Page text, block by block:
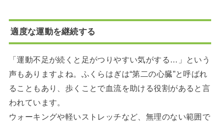
適度な運動を継続する
「運動不足が続くと足がつりやすい気がする…」という
声もありますよね。ふくらはぎは“第二の心臓”と呼ばれ
ることもあり、歩くことで血流を助ける役割があると言
われています。
ウォーキングや軽いストレッチなど、無理のない範囲で